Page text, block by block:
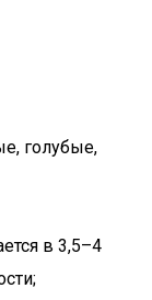
голубые,
в 3,5–4